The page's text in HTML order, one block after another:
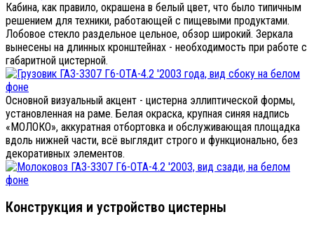
Кабина, как правило, окрашена в белый цвет, что было типичным
решением для техники, работающей с пищевыми продуктами.
Лобовое стекло раздельное цельное, обзор широкий. Зеркала
вынесены на длинных кронштейнах - необходимость при работе с
габаритной цистерной.
Основной визуальный акцент - цистерна эллиптической формы,
установленная на раме. Белая окраска, крупная синяя надпись
«МОЛОКО», аккуратная отбортовка и обслуживающая площадка
вдоль нижней части, всё выглядит строго и функционально, без
декоративных элементов.
Конструкция и устройство цистерны